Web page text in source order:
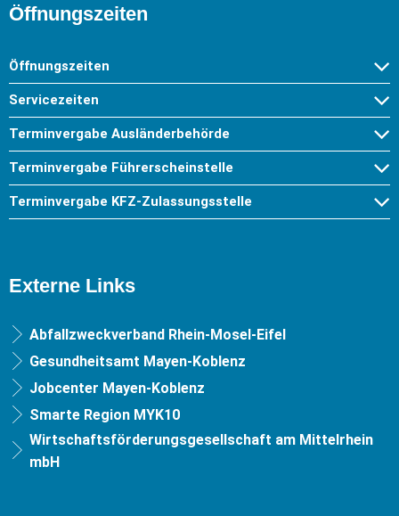
Öffnungszeiten
Öffnungszeiten
Servicezeiten
Terminvergabe Ausländerbehörde
Terminvergabe Führerscheinstelle
Terminvergabe KFZ-Zulassungsstelle
Externe Links
Abfallzweckverband Rhein-Mosel-Eifel
Gesundheitsamt Mayen-Koblenz
Jobcenter Mayen-Koblenz
Smarte Region MYK10
Wirtschaftsförderungsgesellschaft am Mittelrhein
mbH